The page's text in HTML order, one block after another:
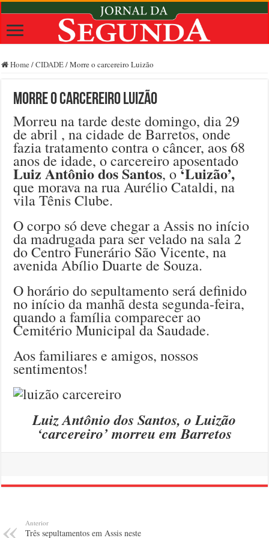
Home /CIDADE/Morre o carcereiro Luizão
Morre o carcereiro Luizão
Morreu na tarde deste domingo, dia 29
de abril , na cidade de Barretos, onde
fazia tratamento contra o câncer, aos 68
anos de idade, o carcereiro aposentado
Luiz Antônio dos Santos, o‘Luizão’,
que morava na rua Aurélio Cataldi, na
vila Tênis Clube.
O corpo só deve chegar a Assis no início
da madrugada para ser velado na sala 2
do Centro Funerário São Vicente, na
avenida Abílio Duarte de Souza.
O horário do sepultamento será definido
no início da manhã desta segunda-feira,
quando a família comparecer ao
Cemitério Municipal da Saudade.
Aos familiares e amigos, nossos
sentimentos!
Luiz Antônio dos Santos, o Luizão
‘carcereiro’ morreu em Barretos
Anterior
Três sepultamentos em Assis neste